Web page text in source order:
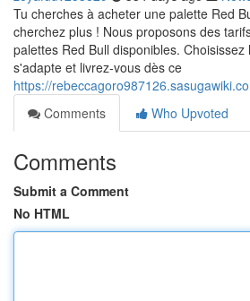
Tu cherches à acheter une palette Red
cherchez plus ! Nous proposons des
palettes Red Bull disponibles. Choisissez
s'adapte et livrez-vous dès ce
https://
Comments
Who Upvoted
Comments
Submit a Comment
No HTML